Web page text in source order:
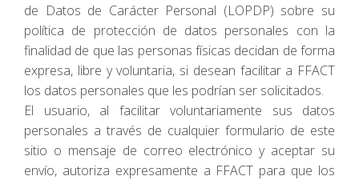
de Datos de Carácter Personal (LOPDP) sobre su
política de protección de datos personales con la
finalidad de que las personas físicas decidan de forma
expresa, libre y voluntaria, si desean facilitar a FFACT
los datos personales que les podrían ser solicitados.
El usuario, al facilitar voluntariamente sus datos
personales a través de cualquier formulario de este
sitio o mensaje de correo electrónico y aceptar su
envío, autoriza expresamente a FFACT para que los